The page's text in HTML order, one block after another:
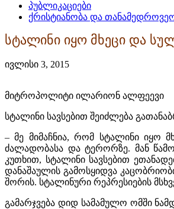
პუბლიკაციები
ქრისტიანობა და
სტალინი იყო მხეცი და
ივლისი 3, 2015
მიტროპოლიტი ილარიონ ალფეევი
სტალინი სავსებით შეიძლება
–მე მიმაჩნია,რომ სტალინი იყო
ძალადობასა და ტერორზე. მან
კუთხით, სტალინი სავსებით
დანაშაულის გამოსყიდვა
შორის. სტალინური რეპრესიების
გამარჯვება დიდ სამამულო ომში